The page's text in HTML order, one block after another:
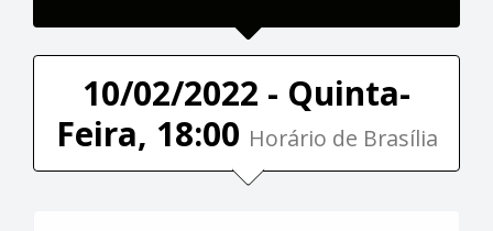
10/02/2022 - Quinta-
Feira, 18:00 Horário de Brasília